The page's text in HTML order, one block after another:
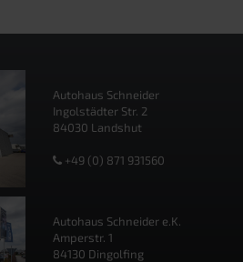
Autohaus Schneider
Ingolstädter Str. 2
84030 Landshut
+49 (0) 871 931560
Autohaus Schneider e.K.
Amperstr. 1
84130 Dingolfing